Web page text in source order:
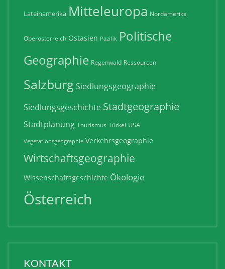
Lateinamerika Mitteleuropa Nordamerika
Oberösterreich Ostasien Pazifik Politische
Geographie Regenwald Ressourcen
Salzburg Siedlungsgeographie
Siedlungsgeschichte Stadtgeographie
Stadtplanung Tourismus Türkei USA
Vegetationsgeographie Verkehrsgeographie
Wirtschaftsgeographie
Wissenschaftsgeschichte Ökologie
Österreich
KONTAKT